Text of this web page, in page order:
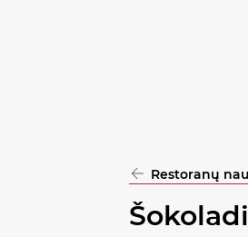
Restoranų